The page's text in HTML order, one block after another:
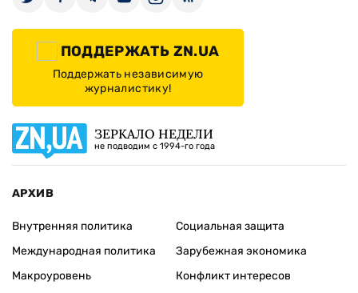
ПОДДЕРЖАТЬ ZN.UA
Поддержать независимую
журналистику!
ЗЕРКАЛО НЕДЕЛИ
не подводим с 1994-го года
АРХИВ
Внутренняя политика
Международная политика
Макроуровень
Социальная защита
Зарубежная экономика
Конфликт интересов